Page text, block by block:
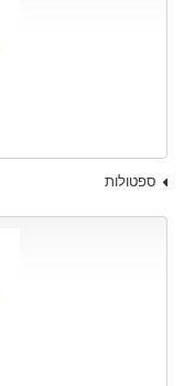
ספטולות